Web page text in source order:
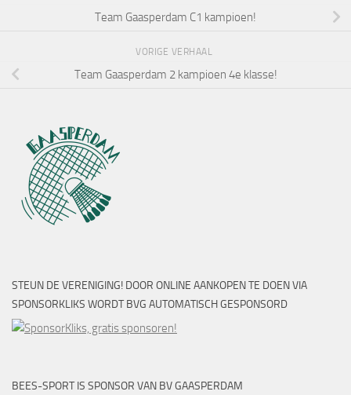
Team Gaasperdam C1 kampioen!
VORIGE VERHAAL
Team Gaasperdam 2 kampioen 4e klasse!
STEUN DE VERENIGING! DOOR ONLINE AANKOPEN TE DOEN VIA
SPONSORKLIKS WORDT BVG AUTOMATISCH GESPONSORD
BEES-SPORT IS SPONSOR VAN BV GAASPERDAM